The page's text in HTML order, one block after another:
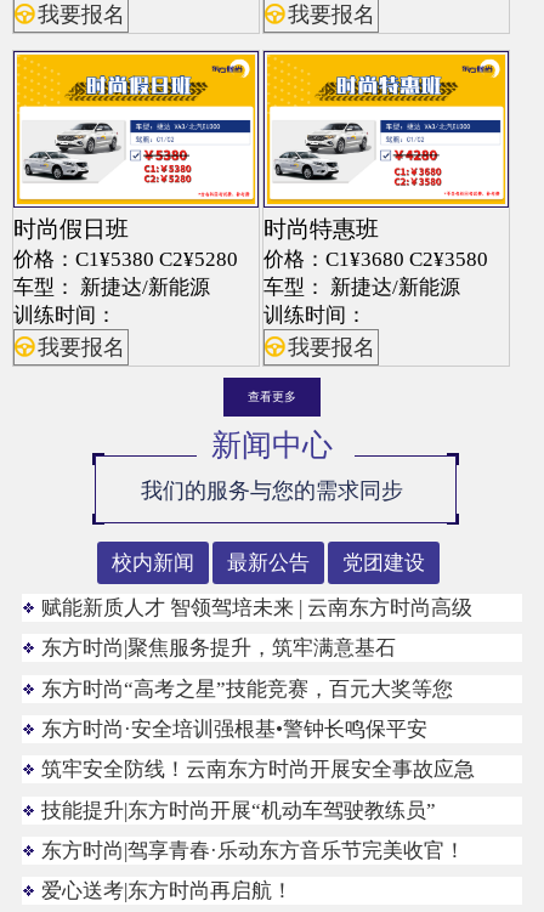
我要报名 我要报名
时尚假日班
价格：C1¥5380 C2¥5280
车型： 新捷达/新能源
训练时间：
我要报名
时尚特惠班
价格：C1¥3680 C2¥3580
车型： 新捷达/新能源
训练时间：
我要报名
查看更多
新闻中心
我们的服务与您的需求同步
校内新闻 最新公告
党团建设
赋能新质人才 智领驾培未来 | 云南东方时尚高级
东方时尚|聚焦服务提升，筑牢满意基石
东方时尚“高考之星”技能竞赛，百元大奖等您
东方时尚·安全培训强根基•警钟长鸣保平安
筑牢安全防线！云南东方时尚开展安全事故应急
技能提升|东方时尚开展“机动车驾驶教练员”
东方时尚|驾享青春·乐动东方音乐节完美收官！
爱心送考|东方时尚再启航！